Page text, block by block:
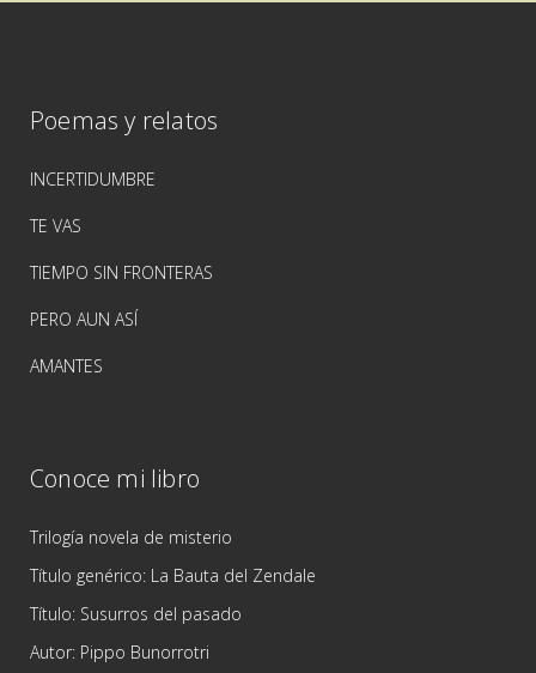
Poemas y relatos
INCERTIDUMBRE
TE VAS
TIEMPO SIN FRONTERAS
PERO AUN ASÍ
AMANTES
Conoce mi libro
Trilogía novela de misterio
Título genérico: La Bauta del Zendale
Título: Susurros del pasado
Autor: Pippo Bunorrotri